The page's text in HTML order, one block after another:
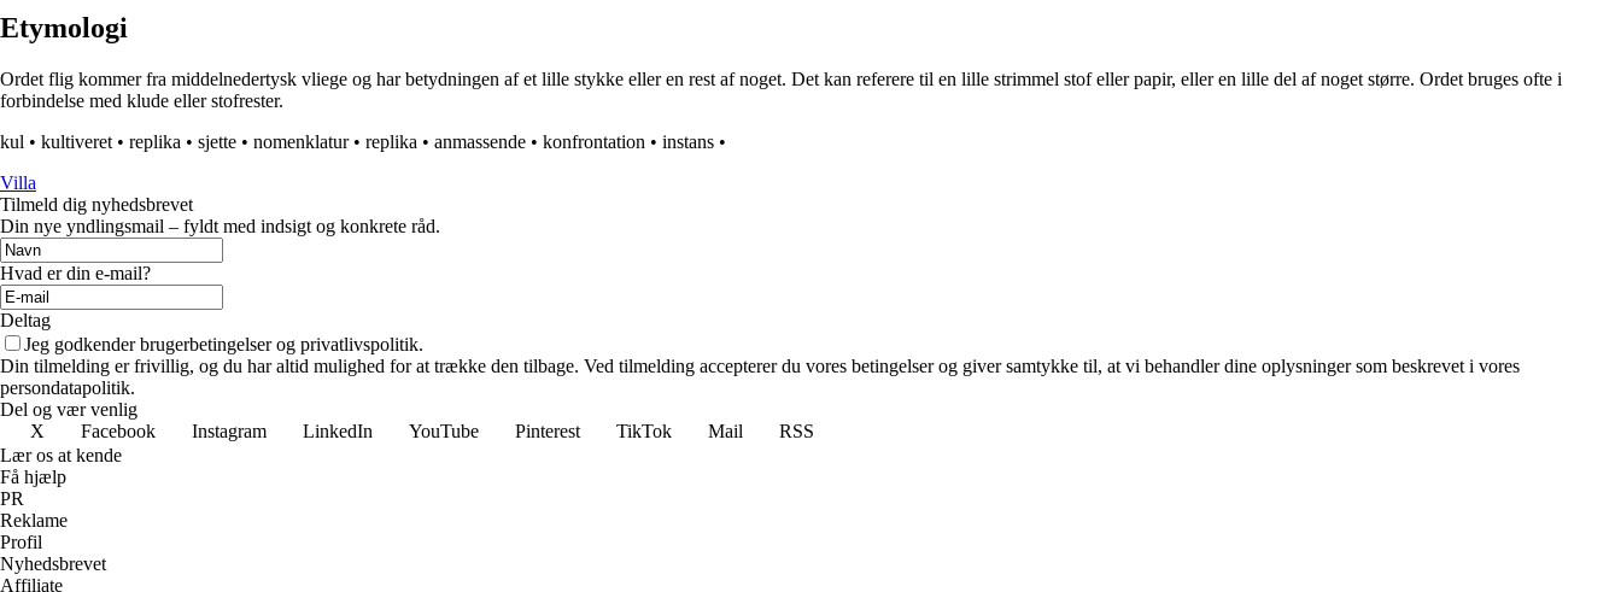
Etymologi
Ordet flig kommer fra middelnedertysk vliege og har betydningen af et lille stykke eller en rest af noget. Det kan referere til en lille strimmel stof eller papir, eller en lille del af noget større. Ordet bruges ofte i
forbindelse med klude eller stofrester.
kul • kultiveret • replika • sjette • nomenklatur• replika • anmassende • konfrontation • instans •
Villa
Tilmeld dig nyhedsbrevet
Din nye yndlingsmail – fyldt med indsigt og konkrete råd.
Hvad er din e-mail?
Deltag
Jeg godkender brugerbetingelser og privatlivspolitik.
Din tilmelding er frivillig, og du har altid mulighed for at trække den tilbage. Ved tilmelding accepterer du vores betingelser og giver samtykke til, at vi behandler dine oplysninger som beskrevet i vores
persondatapolitik.
Del og vær venlig
X
Facebook Instagram LinkedIn YouTube Pinterest TikTok Mail
RSS
Lær os at kende
Få hjælp
PR
Reklame
Profil
Nyhedsbrevet
Affiliate